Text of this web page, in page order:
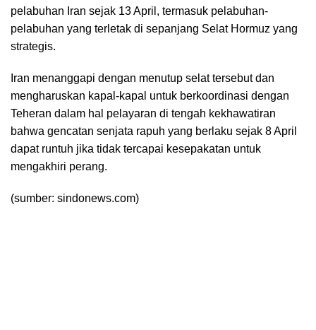
pelabuhan Iran sejak 13 April, termasuk pelabuhan-
pelabuhan yang terletak di sepanjang Selat Hormuz yang
strategis.
Iran menanggapi dengan menutup selat tersebut dan
mengharuskan kapal-kapal untuk berkoordinasi dengan
Teheran dalam hal pelayaran di tengah kekhawatiran
bahwa gencatan senjata rapuh yang berlaku sejak 8 April
dapat runtuh jika tidak tercapai kesepakatan untuk
mengakhiri perang.
(sumber: sindonews.com)